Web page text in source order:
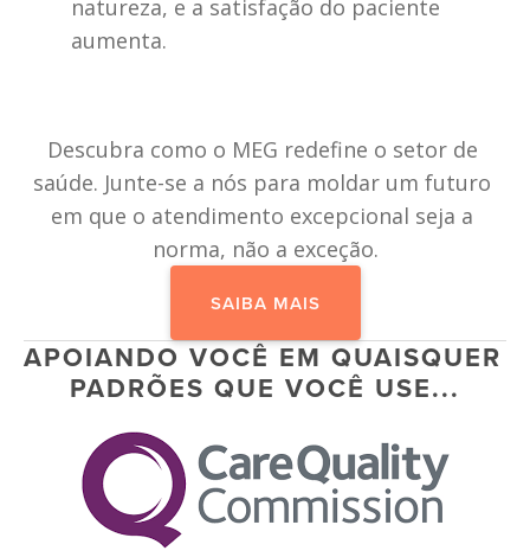
natureza, e a satisfação do paciente
aumenta.
Descubra como o MEG redefine o setor de
saúde. Junte-se a nós para moldar um futuro
em que o atendimento excepcional seja a
norma, não a exceção.
SAIBA MAIS
APOIANDO VOCÊ EM QUAISQUER
PADRÕES QUE VOCÊ USE...